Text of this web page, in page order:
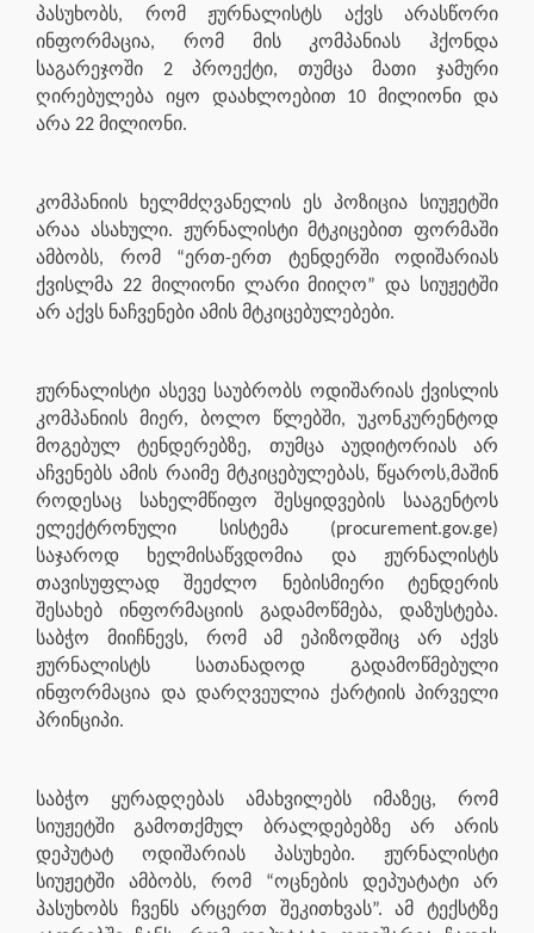
პასუხობს, რომ ჟურნალისტს აქვს არასწორი
ინფორმაცია, რომ მის კომპანიას ჰქონდა
საგარეჯოში 2 პროექტი, თუმცა მათი ჯამური
ღირებულება იყო დაახლოებით 10 მილიონი და
არა 22 მილიონი.
კომპანიის ხელმძღვანელის ეს პოზიცია სიუჟეტში
არაა ასახული. ჟურნალისტი მტკიცებით ფორმაში
ამბობს, რომ “ერთ-ერთ ტენდერში ოდიშარიას
ქვისლმა 22 მილიონი ლარი მიიღო” და სიუჟეტში
არ აქვს ნაჩვენები ამის მტკიცებულებები.
ჟურნალისტი ასევე საუბრობს ოდიშარიას ქვისლის
კომპანიის მიერ, ბოლო წლებში, უკონკურენტოდ
მოგებულ ტენდერებზე, თუმცა აუდიტორიას არ
აჩვენებს ამის რაიმე მტკიცებულებას, წყაროს,მაშინ
როდესაც სახელმწიფო შესყიდვების სააგენტოს
ელექტრონული სისტემა (procurement.gov.ge)
საჯაროდ ხელმისაწვდომია და ჟურნალისტს
თავისუფლად შეეძლო ნებისმიერი ტენდერის
შესახებ ინფორმაციის გადამოწმება, დაზუსტება.
საბჭო მიიჩნევს, რომ ამ ეპიზოდშიც არ აქვს
ჟურნალისტს სათანადოდ გადამოწმებული
ინფორმაცია და დარღვეულია ქარტიის პირველი
პრინციპი.
საბჭო ყურადღებას ამახვილებს იმაზეც, რომ
სიუჟეტში გამოთქმულ ბრალდებებზე არ არის
დეპუტატ ოდიშარიას პასუხები. ჟურნალისტი
სიუჟეტში ამბობს, რომ “ოცნების დეპუატატი არ
პასუხობს ჩვენს არცერთ შეკითხვას”. ამ ტექსტზე